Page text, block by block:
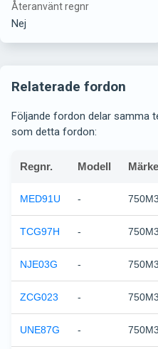
Återanvänt regnr
Nej
Relaterade fordon
Följande fordon delar samma
som detta fordon:
Regnr. Modell Märke
MED91U -
TCG97H -
NJE03G -
ZCG023 -
UNE87G -